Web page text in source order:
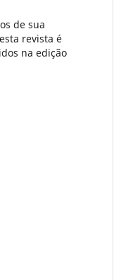
de sua
revista é
na edição